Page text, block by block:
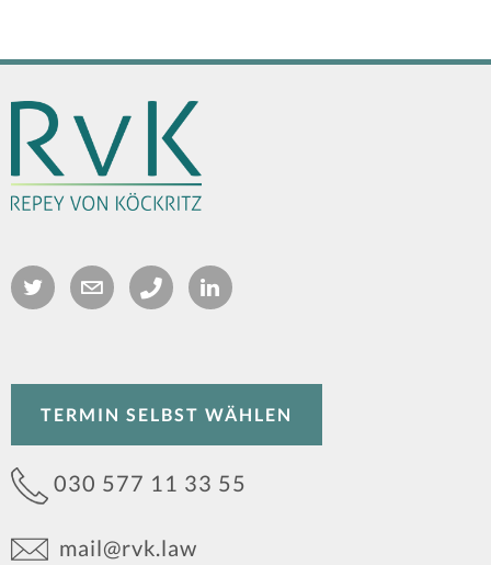
TERMIN SELBST WÄHLEN
030 577 11 33 55
mail@rvk.law